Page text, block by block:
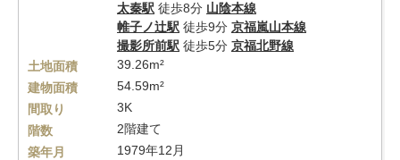
太秦駅 徒歩8分 山陰本線
帷子ノ辻駅 徒歩9分 京福嵐山本線
撮影所前駅 徒歩5分 京福北野線
土地面積
39.26m²
建物面積
54.59m²
間取り
3K
階数
2階建て
築年月
1979年12月